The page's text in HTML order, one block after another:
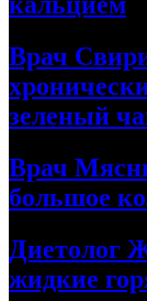
Врач
зеленый
Врач
большое
Диетолог
жидкие